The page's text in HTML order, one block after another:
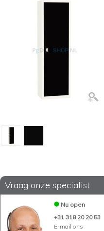
Vraag onze specialist
Nu open
+31 318 20 20 53
E-mail ons